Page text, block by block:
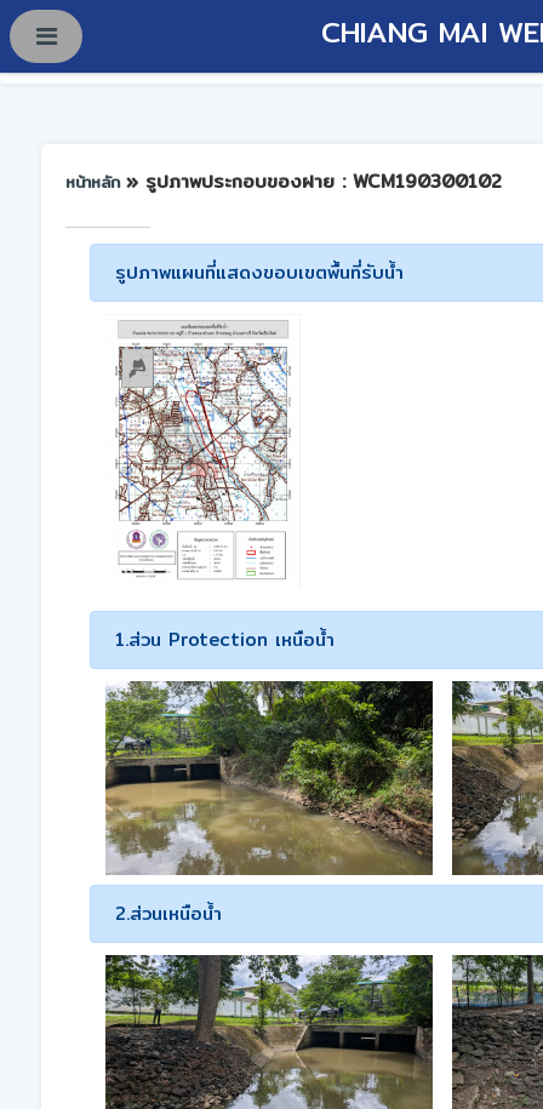
CHIANG MAI
หน้าหลัก » รูปภาพประกอบของฝาย : WCM190300102
รูปภาพแผนที่แสดงขอบเขตพื้นที่รับน้ำ
1.ส่วน Protection เหนือน้ำ
2.ส่วนเหนือน้ำ